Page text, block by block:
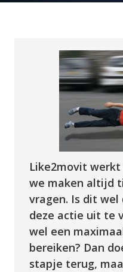
Like2movit
we maken altijd
vragen. Is dit wel
deze actie uit te
wel een
bereiken? Dan
stapje terug,